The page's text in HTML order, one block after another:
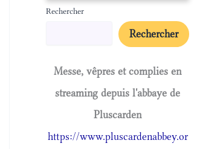
Rechercher
Rechercher
Messe, vêpres et complies en
streaming depuis l'abbaye de
Pluscarden
https://www.pluscardenabbey.or